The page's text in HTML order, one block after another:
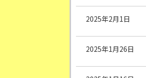
2025年2月1日
2025年1月26日